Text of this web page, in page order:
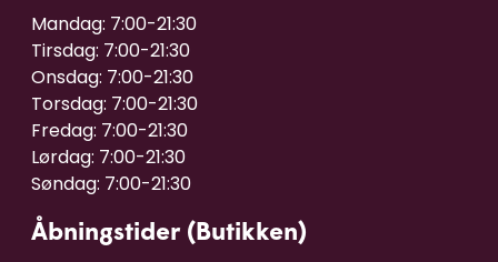
Mandag: 7:00-21:30
Tirsdag: 7:00-21:30
Onsdag: 7:00-21:30
Torsdag: 7:00-21:30
Fredag: 7:00-21:30
Lørdag: 7:00-21:30
Åbningstider (Butikken)